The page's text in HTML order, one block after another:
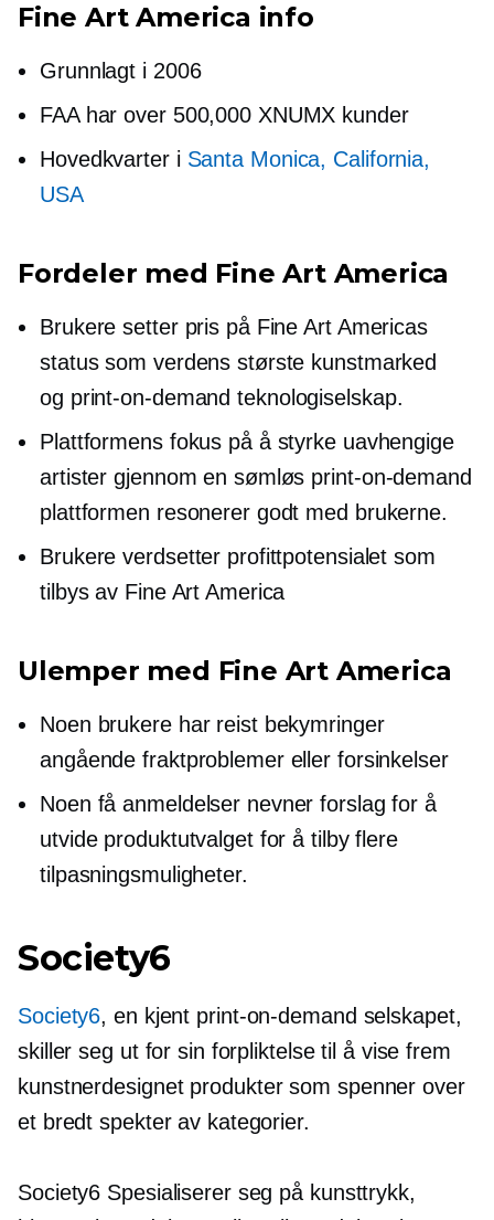
Fine Art America info
Grunnlagt i 2006
FAA har over 500,000 XNUMX kunder
Hovedkvarter i Santa Monica, California,
USA
Fordeler med Fine Art America
Brukere setter pris på Fine Art Americas
status som verdens største kunstmarked
og print-on-demand teknologiselskap.
Plattformens fokus på å styrke uavhengige
artister gjennom en sømløs print-on-demand
plattformen resonerer godt med brukerne.
Brukere verdsetter profittpotensialet som
tilbys av Fine Art America
Ulemper med Fine Art America
Noen brukere har reist bekymringer
angående fraktproblemer eller forsinkelser
Noen få anmeldelser nevner forslag for å
utvide produktutvalget for å tilby flere
tilpasningsmuligheter.
Society6
Society6, en kjent print-on-demand selskapet,
skiller seg ut for sin forpliktelse til å vise frem
kunstnerdesignetprodukter som spenner over
et bredt spekter av kategorier.
Society6 Spesialiserer seg på kunsttrykk,